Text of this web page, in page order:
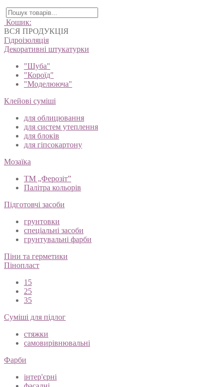
Кошик:
ВСЯ ПРОДУКЦІЯ
Гідроізоляція
Декоративні штукатурки
"Шуба"
"Короїд"
"Моделююча"
Клейові суміші
для облицювання
для систем утеплення
для блоків
для гіпсокартону
Мозаїка
ТМ „Ферозіт”
Палітра кольорів
Підготовчі засоби
грунтовки
спеціальні засоби
грунтувальні фарби
Піни та герметики
Пінопласт
15
25
35
Суміші для підлог
стяжки
самовирівнювальні
Фарби
інтер'єрні